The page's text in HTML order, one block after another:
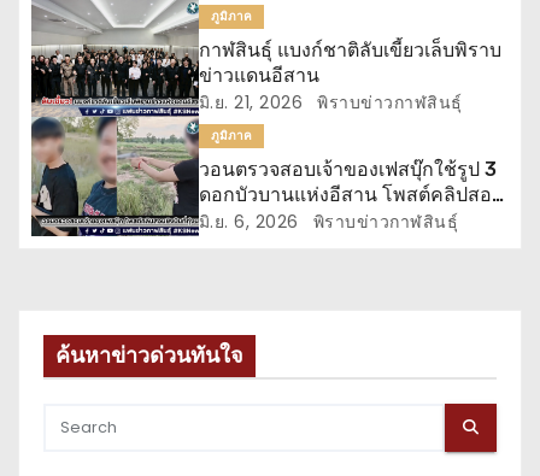
รื่
อ
ง
ภูมิภาค
กาฬสินธุ์ แบงก์ชาติลับเขี้ยวเล็บพิราบ
ข่าวแดนอีสาน
มิ.ย. 21, 2026 พิราบข่าวกาฬสินธุ์
ภูมิภาค
วอนตรวจสอบเจ้าของเฟสบุ๊กใช้รูป 3
ดอกบัวบานแห่งอีสาน โพสต์คลิปสอน
ยิงปืน
มิ.ย. 6, 2026 พิราบข่าวกาฬสินธุ์
ค้นหาข่าวด่วนทันใจ